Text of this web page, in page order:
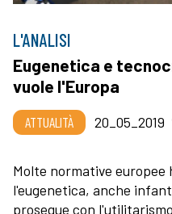
L'ANALISI
Eugenetica e
vuole l'Europa
ATTUALITÀ 20_05_2019
Molte normative
l'eugenetica, anche
prosegue con